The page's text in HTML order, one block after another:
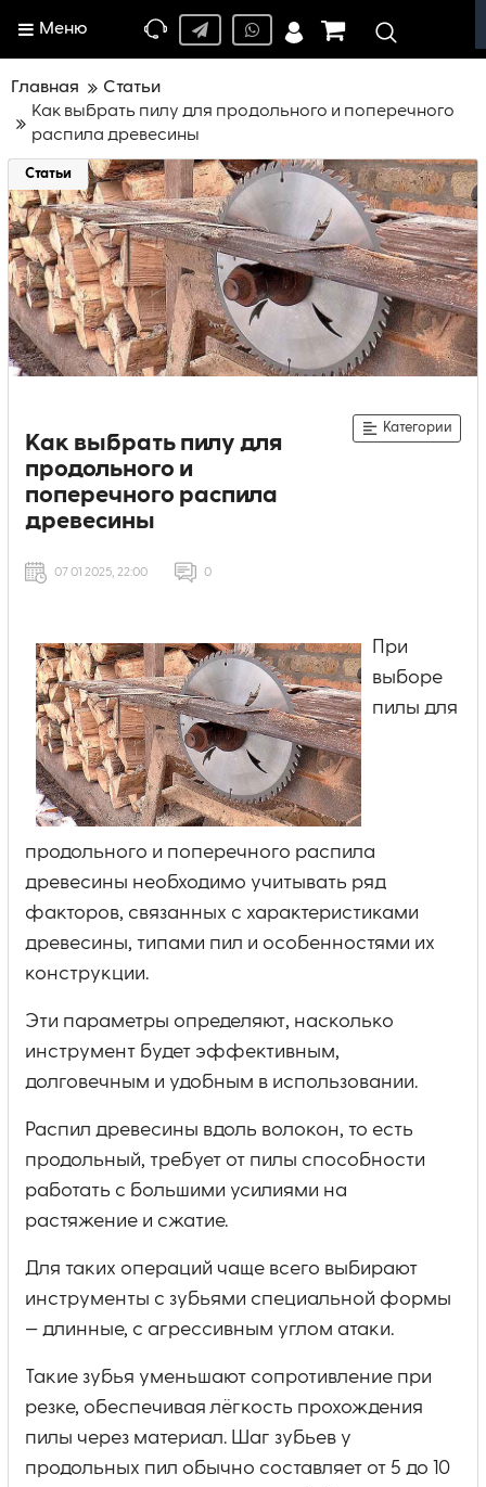
Меню
Главная
Статьи
Как выбрать пилу для продольного и поперечного
распила древесины
Статьи
Как выбрать пилу для
продольного и
поперечного распила
древесины
Категории
07 01 2025, 22:00 0
При
выборе
пилы для
продольного и поперечного распила
древесины необходимо учитывать ряд
факторов, связанных с характеристиками
древесины, типами пил и особенностями их
конструкции.
Эти параметры определяют, насколько
инструмент будет эффективным,
долговечным и удобным в использовании.
Распил древесины вдоль волокон, то есть
продольный, требует от пилы способности
работать с большими усилиями на
растяжение и сжатие.
Для таких операций чаще всего выбирают
инструменты с зубьями специальной формы
— длинные, с агрессивным углом атаки.
Такие зубья уменьшают сопротивление при
резке, обеспечивая лёгкость прохождения
пилы через материал. Шаг зубьев у
продольных пил обычно составляет от 5 до 10